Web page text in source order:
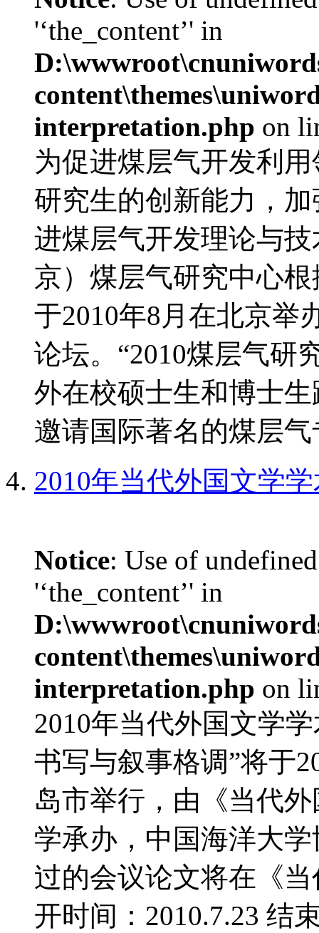
'‘the_content’' in
interpretation.php on
为促进煤层气开发利
研究生的创新能力，
进煤层气开发理论与
京）煤层气研究中心
于2010年8月在北京举
论坛。“2010煤层气研
外在校硕士生和博士
邀请国际著名的煤层
2010年当代外国文学
Notice: Use of
'‘the_content’' in
interpretation.php on
2010年当代外国文学
书写与叙事格调”将于
岛市举行，由《当代
学承办，中国海洋大
过的会议论文将在《
开时间：2010.7.23 结